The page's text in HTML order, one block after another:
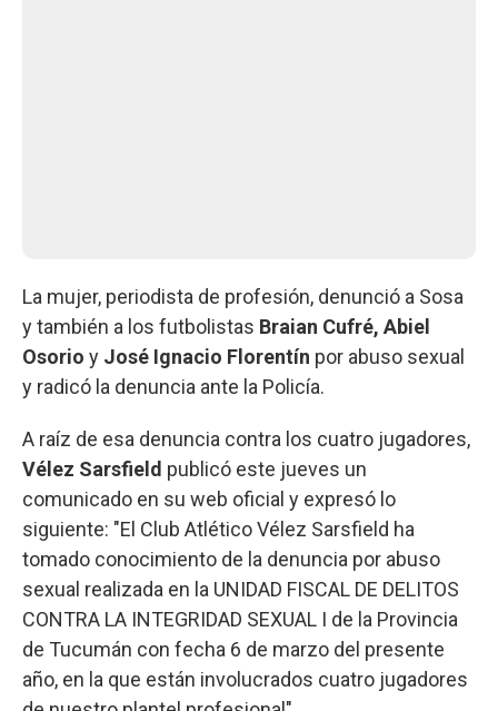
La mujer, periodista de profesión, denunció a Sosa
y también a los futbolistas Braian Cufré, Abiel
Osorio y José Ignacio Florentín por abuso sexual
y radicó la denuncia ante la Policía.
A raíz de esa denuncia contra los cuatro jugadores,
Vélez Sarsfield publicó este jueves un
comunicado en su web oficial y expresó lo
siguiente: "El Club Atlético Vélez Sarsfield ha
tomado conocimiento de la denuncia por abuso
sexual realizada en la UNIDAD FISCAL DE DELITOS
CONTRA LA INTEGRIDAD SEXUAL I de la Provincia
de Tucumán con fecha 6 de marzo del presente
año, en la que están involucrados cuatro jugadores